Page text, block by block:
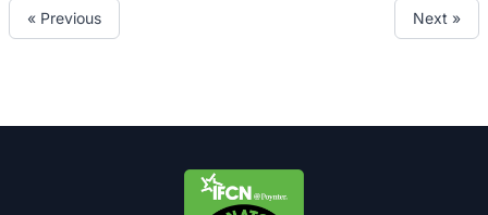
« Previous Next »